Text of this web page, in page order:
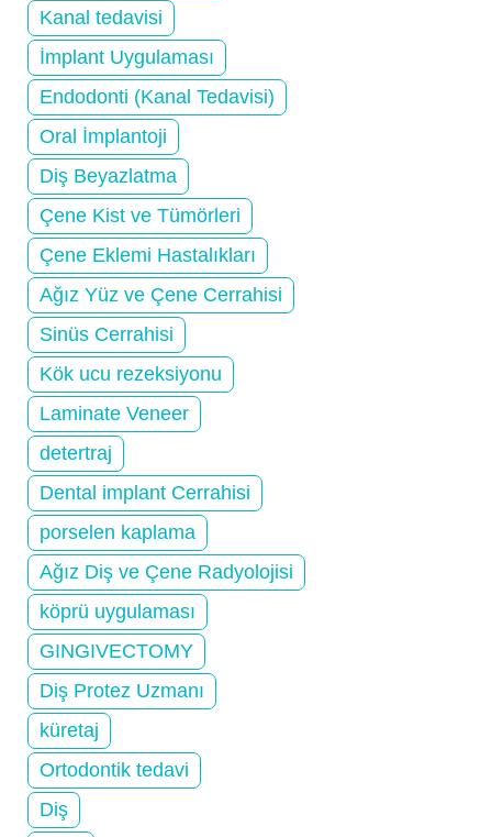
Kanal tedavisi
İmplant Uygulaması
Endodonti (Kanal Tedavisi)
Oral İmplantoji
Diş Beyazlatma
Çene Kist ve Tümörleri
Çene Eklemi Hastalıkları
Ağız Yüz ve Çene Cerrahisi
Sinüs Cerrahisi
Kök ucu rezeksiyonu
Laminate Veneer
detertraj
Dental implant Cerrahisi
porselen kaplama
Ağız Diş ve Çene Radyolojisi
köprü uygulaması
GINGIVECTOMY
Diş Protez Uzmanı
küretaj
Ortodontik tedavi
Diş